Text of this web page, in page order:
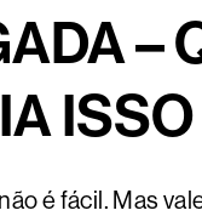
–
ISSO
é fácil. Mas